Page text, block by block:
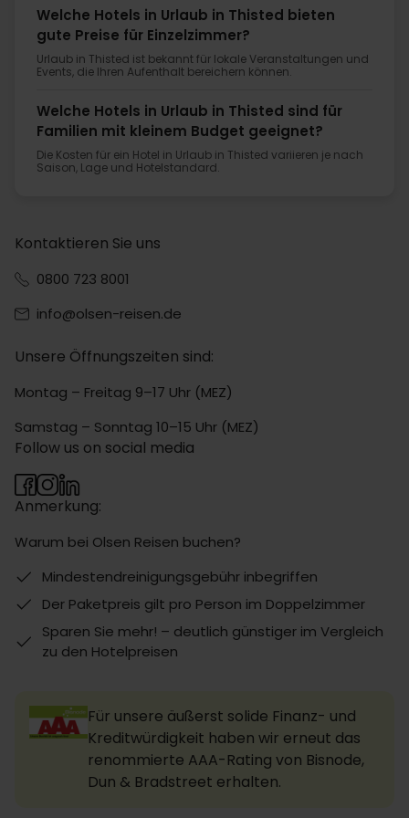
Welche Hotels in Urlaub in Thisted bieten
gute Preise für Einzelzimmer?
Urlaub in Thisted ist bekannt für lokale Veranstaltungen und
Events, die Ihren Aufenthalt bereichern können.
Welche Hotels in Urlaub in Thisted sind für
Familien mit kleinem Budget geeignet?
Die Kosten für ein Hotel in Urlaub in Thisted variieren je nach
Saison, Lage und Hotelstandard.
Kontaktieren Sie uns
0800 723 8001
info@olsen-reisen.de
Unsere Öffnungszeiten sind:
Montag – Freitag 9–17 Uhr (MEZ)
Samstag – Sonntag 10–15 Uhr (MEZ)
Anmerkung:
Warum bei Olsen Reisen buchen?
Mindestendreinigungsgebühr inbegriffen
Der Paketpreis gilt pro Person im Doppelzimmer
Sparen Sie mehr! – deutlich günstiger im Vergleich
zu den Hotelpreisen
Follow us on social media
Für unsere äußerst solide Finanz- und
Kreditwürdigkeit haben wir erneut das
renommierte AAA-Rating von Bisnode,
Dun & Bradstreet erhalten.